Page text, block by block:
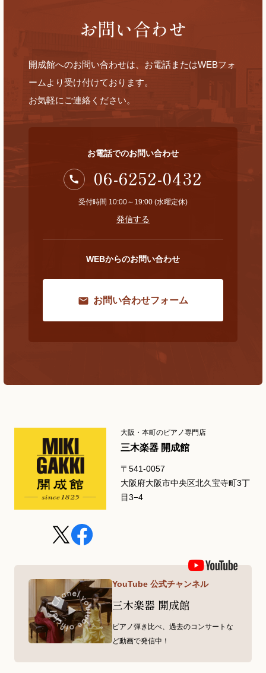
お問い合わせ
開成館へのお問い合わせは、お電話またはWEBフォ
ームより受け付けております。
お気軽にご連絡ください。
お電話でのお問い合わせ
06-6252-0432
受付時間 10:00～19:00 (水曜定休)
発信する
WEBからのお問い合わせ
お問い合わせフォーム
大阪・本町のピアノ専門店
三木楽器 開成館
〒541-0057
大阪府大阪市中央区北久宝寺町3丁
目3−4
YouTube 公式チャンネル
三木楽器 開成館
ピアノ弾き比べ、過去のコンサートな
ど動画で発信中！